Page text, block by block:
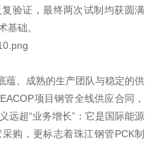
验证，最终两次试制均获圆满
基础。
蕴、成熟的生产团队与稳定的供
项目钢管全线供应合同，
远超“业务增长”：它是国际能源
购，更标志着珠江钢管PCK制